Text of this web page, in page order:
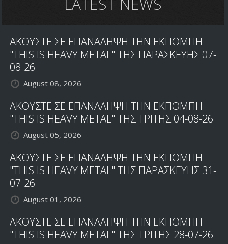
ΑΚΟΥΣΤΕ ΣΕ ΕΠΑΝΑΛΗΨΗ ΤΗΝ ΕΚΠΟΜΠΗ
"THIS IS HEAVY METAL" ΤΗΣ ΠΑΡΑΣΚΕΥΗΣ 07-
08-26
August 08, 2026
ΑΚΟΥΣΤΕ ΣΕ ΕΠΑΝΑΛΗΨΗ ΤΗΝ ΕΚΠΟΜΠΗ
"THIS IS HEAVY METAL" ΤΗΣ ΤΡΙΤΗΣ 04-08-26
August 05, 2026
ΑΚΟΥΣΤΕ ΣΕ ΕΠΑΝΑΛΗΨΗ ΤΗΝ ΕΚΠΟΜΠΗ
"THIS IS HEAVY METAL" ΤΗΣ ΠΑΡΑΣΚΕΥΗΣ 31-
07-26
August 01, 2026
ΑΚΟΥΣΤΕ ΣΕ ΕΠΑΝΑΛΗΨΗ ΤΗΝ ΕΚΠΟΜΠΗ
"THIS IS HEAVY METAL" ΤΗΣ ΤΡΙΤΗΣ 28-07-26